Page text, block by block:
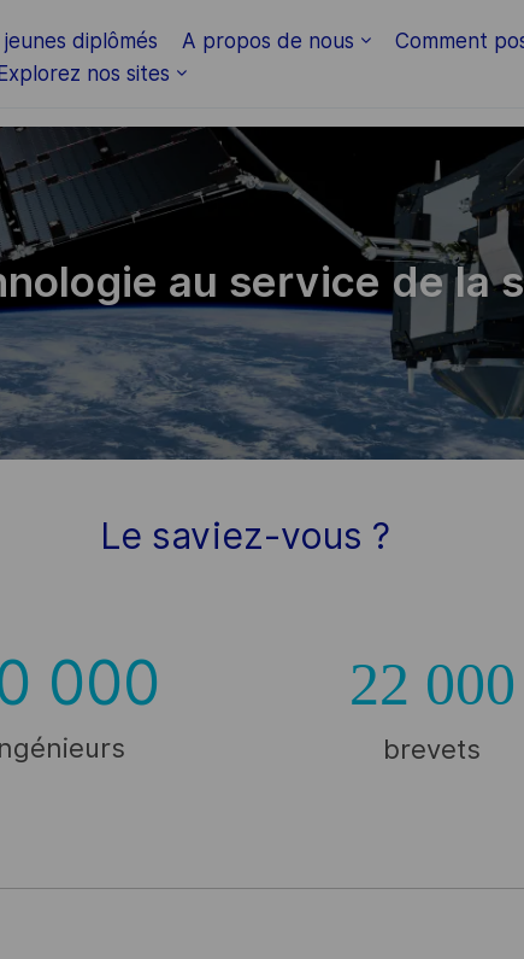
diplômés A propos de nous
Comment
nos sites
au service de la
Le saviez-vous ?
000 22 000
brevets